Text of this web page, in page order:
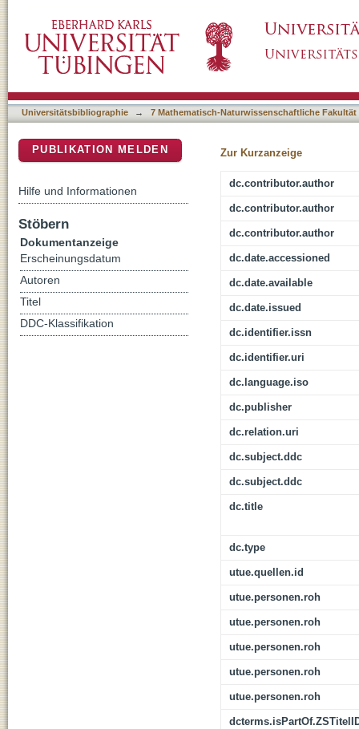
Enrichment Culture KS
Universitätsbibliographie → 7 Mathematisch-Naturwissenschaftliche Fakultät
Zur Kurzanzeige
dc.contributor.author
dc.contributor.author
dc.contributor.author
dc.date.accessioned
dc.date.available
dc.date.issued
dc.identifier.issn
dc.identifier.uri
dc.language.iso
dc.publisher
dc.relation.uri
dc.subject.ddc
dc.subject.ddc
dc.title
dc.type
utue.quellen.id
utue.personen.roh
utue.personen.roh
utue.personen.roh
utue.personen.roh
utue.personen.roh
PUBLIKATION MELDEN
Hilfe und Informationen
Stöbern
Dokumentanzeige
Erscheinungsdatum
Autoren
Titel
DDC-Klassifikation